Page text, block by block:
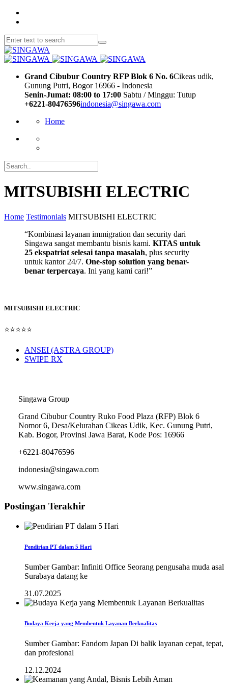
Grand Cibubur Country RFP Blok 6 No. 6Cikeas udik,
Gunung Putri, Bogor 16966 - Indonesia
Senin-Jumat: 08:00 to 17:00 Sabtu / Minggu: Tutup
+6221-80476596indonesia@singawa.com
Home
MITSUBISHI ELECTRIC
Home Testimonials MITSUBISHI ELECTRIC
“Kombinasi layanan immigration dan security dari
Singawa sangat membantu bisnis kami. KITAS untuk
25 ekspatriat selesai tanpa masalah, plus security
untuk kantor 24/7. One-stop solution yang benar-
benar terpercaya. Ini yang kami cari!”
MITSUBISHI ELECTRIC
⭐⭐⭐⭐⭐
ANSEI (ASTRA GROUP)
SWIPE RX
Singawa Group
Grand Cibubur Country Ruko Food Plaza (RFP) Blok 6
Nomor 6, Desa/Kelurahan Cikeas Udik, Kec. Gunung Putri,
Kab. Bogor, Provinsi Jawa Barat, Kode Pos: 16966
+6221-80476596
indonesia@singawa.com
www.singawa.com
Postingan Terakhir
Pendirian PT dalam 5 Hari
Sumber Gambar: Infiniti Office Seorang pengusaha muda asal
Surabaya datang ke
31.07.2025
Budaya Kerja yang Membentuk Layanan Berkualitas
Sumber Gambar: Fandom Japan Di balik layanan cepat, tepat,
dan profesional
12.12.2024